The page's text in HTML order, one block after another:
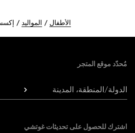
الأطفال المواليد
مُحدّد موقع المتجر
الدولة/المنطقة، المدينة
اشترك للحصول على تحديثات غوتشي